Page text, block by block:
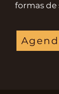
formas de